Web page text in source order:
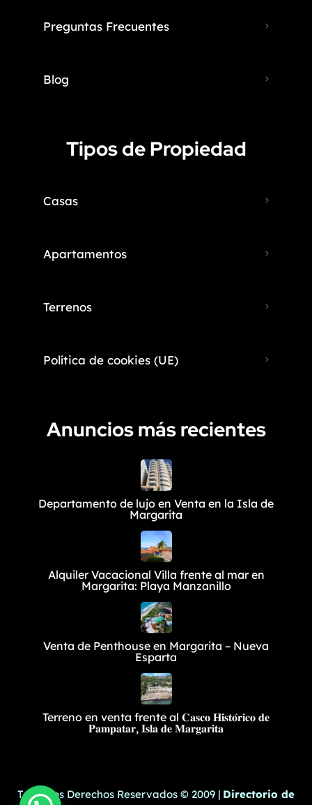
Preguntas Frecuentes
Blog
Tipos de Propiedad
Casas
Apartamentos
Terrenos
Política de cookies (UE)
Anuncios más recientes
Departamento de lujo en Venta en la Isla de
Margarita
Alquiler Vacacional Villa frente al mar en
Margarita: Playa Manzanillo
Venta de Penthouse en Margarita – Nueva
Esparta
Terreno en venta frente al 𝐂𝐚𝐬𝐜𝐨 𝐇𝐢𝐬𝐭𝐨́𝐫𝐢𝐜𝐨 𝐝𝐞
𝐏𝐚𝐦𝐩𝐚𝐭𝐚𝐫, 𝐈𝐬𝐥𝐚 𝐝𝐞 𝐌𝐚𝐫𝐠𝐚𝐫𝐢𝐭𝐚
Todos los Derechos Reservados © 2009 | Directorio de